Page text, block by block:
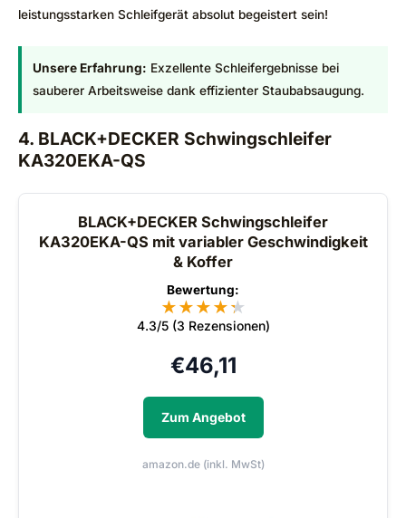
leistungsstarken Schleifgerät absolut begeistert sein!
Unsere Erfahrung: Exzellente Schleifergebnisse bei
sauberer Arbeitsweise dank effizienter Staubabsaugung.
4. BLACK+DECKER Schwingschleifer
KA320EKA-QS
BLACK+DECKER Schwingschleifer
KA320EKA-QS mit variabler Geschwindigkeit
& Koffer
Bewertung:
★★★★★
★
4.3/5 (3 Rezensionen)
€46,11
Zum Angebot
amazon.de (inkl. MwSt)